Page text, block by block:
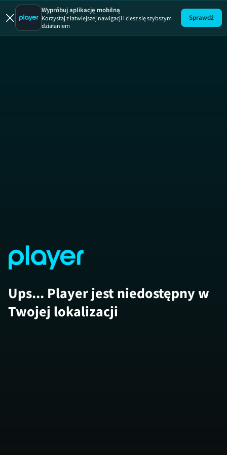
Uwaga! Pirat
Wypróbuj aplikację mobilną
Korzystaj z łatwiejszej nawigacji i ciesz się szybszym
działaniem
Sprawdź
Ups... Player jest niedostępny w
Twojej lokalizacji